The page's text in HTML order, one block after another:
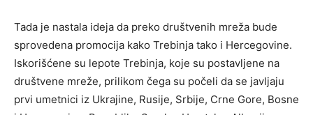
Tada je nastala ideja da preko društvenih mreža bude
sprovedena promocija kako Trebinja tako i Hercegovine.
Iskorišćene su lepote Trebinja, koje su postavljene na
društvene mreže, prilikom čega su počeli da se javljaju
prvi umetnici iz Ukrajine, Rusije, Srbije, Crne Gore, Bosne